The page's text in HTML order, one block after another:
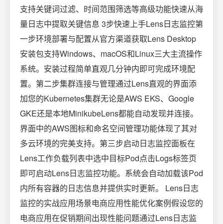
支持关键词过滤、时间范围筛选等高级功能快速从海
量日志中提取关键信息 3步快速上手Lens日志监控第
一步环境部署与配置从官方渠道获取Lens Desktop
安装包支持Windows、macOS和Linux三大主流操作
系统。安装过程简单直观几分钟内即可完成环境配
置。第二步集群连接与管理通过Lens直观的界面添
加您的Kubernetes集群无论是AWS EKS、Google
GKE还是本地MinikubeLens都能自动发现并连接。
界面中的AWS图标和命名空间管理功能体现了其对
多云环境的完美支持。第三步启动日志监控面板在
Lens工作负载列表中选中目标Pod点击Logs标签页
即可启动Lens日志监控功能。系统会自动加载该Pod
内所有容器的日志信息并提供实时更新。 Lens日志
监控的实战应用场景电商应用性能优化案例假设您的
电商应用在促销期间出现性能问题通过Lens日志监